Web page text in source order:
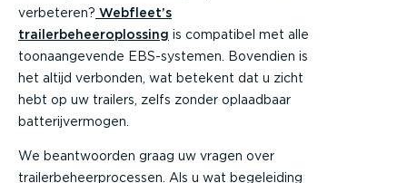
verbeteren? Webfleet’s
trailerbeheeroplossing is compatibel met alle
toonaangevende EBS-systemen. Bovendien is
het altijd verbonden, wat betekent dat u zicht
hebt op uw trailers, zelfs zonder oplaadbaar
batterijvermogen.
We beantwoorden graag uw vragen over
trailerbeheerprocessen. Als u wat begeleiding